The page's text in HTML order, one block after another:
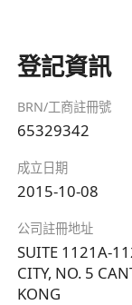
登記資訊
BRN/工商註冊號
65329342
成立日期
2015-10-08
公司註冊地址
SUITE 1121A-
CITY, NO. 5
KONG